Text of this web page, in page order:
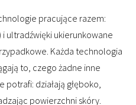
pracujące razem:
ultradźwięki ukierunkowane
Każda technologia
to, czego żadne inne
działają głęboko,
powierzchni skóry.